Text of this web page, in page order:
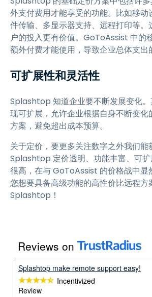
外支付费用才能享受的功能。比如移动
件传输、多显示器支持、远程打印等。
户的投入更有价值。GoToAssist 中的
额外付费才能使用，导致企业总体支出
可扩展性和灵活性
Splashtop 知道企业要不断发展变化
现可扩展，允许企业根据自身不断变化
方案，避免超出成本预算。
关于定价，要更多关注数字之外我们能
Splashtop 定价透明、功能丰富、可
很高，在与 GoToAssist 的价格战中显
您想要具备高级功能的高性价比远程方
Splashtop！
Reviews on
Splashtop make remote support easy!
Incentivized
Review